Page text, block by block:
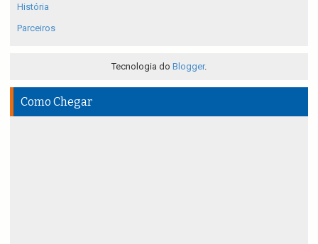
História
Parceiros
Tecnologia do Blogger.
Como Chegar